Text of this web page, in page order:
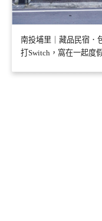
南投埔里｜藏品民宿．
打Switch，窩在一起度